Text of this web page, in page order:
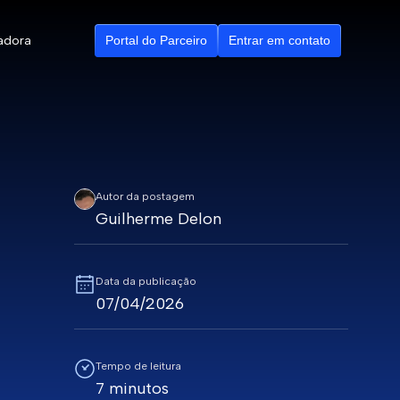
Portal do Parceiro Entrar em contato
Autor da postagem
Guilherme Delon
Data da publicação
07/04/2026
Tempo de leitura
7 minutos